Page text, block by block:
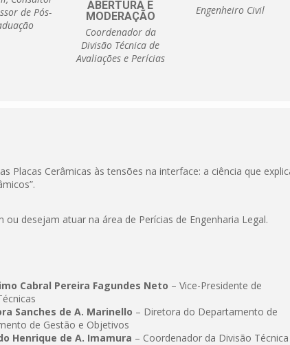
de Pós-
ABERTURA E
MODERAÇÃO
Coordenador da
Divisão Técnica de
Avaliações e Perícias
Engenheiro Civil
Placas Cerâmicas às tensões na interface: a ciência que
desejam atuar na área de Perícias de Engenharia Legal.
Cabral Pereira Fagundes Neto – Vice-Presidente de
Sanches de A. Marinello – Diretora do Departamento de
de Gestão e Objetivos
Henrique de A. Imamura – Coordenador da Divisão